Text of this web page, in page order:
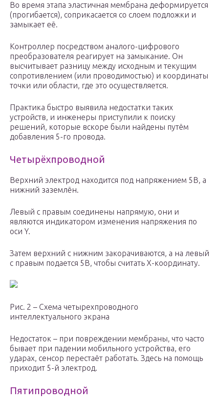
Во время этапа эластичная мембрана деформируется
(прогибается), соприкасается со слоем подложки и
замыкает её.
Контроллер посредством аналого-цифрового
преобразователя реагирует на замыкание. Он
высчитывает разницу между исходным и текущим
сопротивлением (или проводимостью) и координаты
точки или области, где это осуществляется.
Практика быстро выявила недостатки таких
устройств, и инженеры приступили к поиску
решений, которые вскоре были найдены путём
добавления 5-го провода.
Четырёхпроводной
Верхний электрод находится под напряжением 5В, а
нижний заземлён.
Левый с правым соединены напрямую, они и
являются индикатором изменения напряжения по
оси Y.
Затем верхний с нижним закорачиваются, а на левый
с правым подается 5В, чтобы считать X-координату.
Рис. 2 – Схема четырехпроводного
интеллектуального экрана
Недостаток – при повреждении мембраны, что часто
бывает при падении мобильного устройства, его
ударах, сенсор перестаёт работать. Здесь на помощь
приходит 5-й электрод.
Пятипроводной